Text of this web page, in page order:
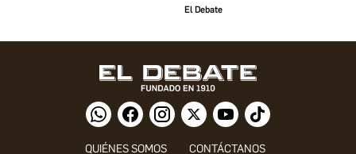
El Debate
QUIÉNES SOMOS CONTÁCTANOS